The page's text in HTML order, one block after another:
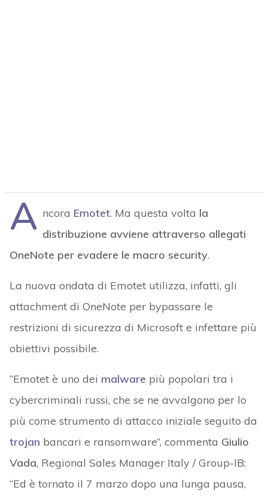
A ncora Emotet. Ma questa volta la
distribuzione avviene attraverso allegati
OneNote per evadere le macro security.
La nuova ondata di Emotet utilizza, infatti, gli
attachment di OneNote per bypassare le
restrizioni di sicurezza di Microsoft e infettare più
obiettivi possibile.
“Emotet è uno dei malware più popolari tra i
cybercriminali russi, che se ne avvalgono per lo
più come strumento di attacco iniziale seguito da
trojan bancari e ransomware”, commenta Giulio
Vada, Regional Sales Manager Italy / Group-IB:
“Ed è tornato il 7 marzo dopo una lunga pausa,